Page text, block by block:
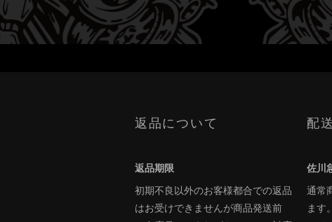
返品について
返品期限
初期不良以外のお客様都合での返品
はお受けできませんが商品発送前
配
佐川
通常
ます。